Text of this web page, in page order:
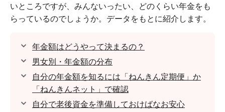
いところですが、みんないったい、どのくらい年金をも
らっているのでしょうか。データをもとに紹介します。
年金額はどうやって決まるの？
男女別・年金額の分布
自分の年金額を知るには「ねんきん定期便」か
「ねんきんネット」で確認
自分で老後資金を準備しておけばなお安心